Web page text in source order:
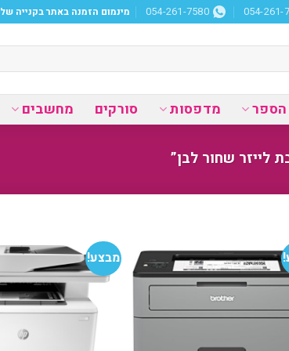
054-261-
054-261-7580 מינמום הזמנה באתר בקנייה של 150 ש''ח ומעלה
הספר מדפסות סורקים מחשבים
לייזר שחור לבן”
הוסף
למועדפים
מבצע!